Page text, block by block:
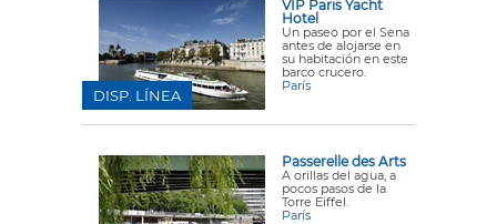
VIP Paris Yacht
Hotel
Un paseo por el Sena
antes de alojarse en
su habitación en este
barco crucero.
París
DISP. LÍNEA
Passerelle des Arts
A orillas del agua, a
pocos pasos de la
Torre Eiffel.
París